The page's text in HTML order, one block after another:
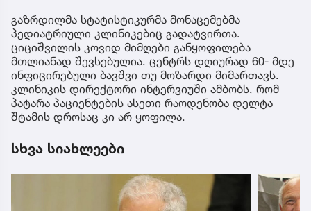
გაზრდილმა სტატისტიკურმა მონაცემებმა
პედიატრიული კლინიკებიც გადატვირთა.
ციციშვილის კოვიდ მიმღები განყოფილება
მთლიანად შევსებულია. ცენტრს დღიურად 60- მდე
ინფიცირებული ბავშვი თუ მოზარდი მიმართავს.
კლინიკის დირექტორი ინტერვიუში ამბობს, რომ
პატარა პაციენტების ასეთი რაოდენობა დელტა
შტამის დროსაც კი არ ყოფილა.
სხვა სიახლეები